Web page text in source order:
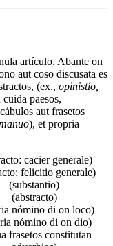
artículo. Abante on
aut coso discusata es
(ex., opinistío,
cuida paesos,
aut frasetos
), et propria
cacier generale)
felicitio generale)
(substantio)
(abstracto)
nómino di on loco)
nómino di on dio)
frasetos constitutan